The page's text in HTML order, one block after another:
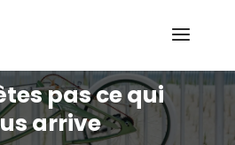
pas ce qui
arrive